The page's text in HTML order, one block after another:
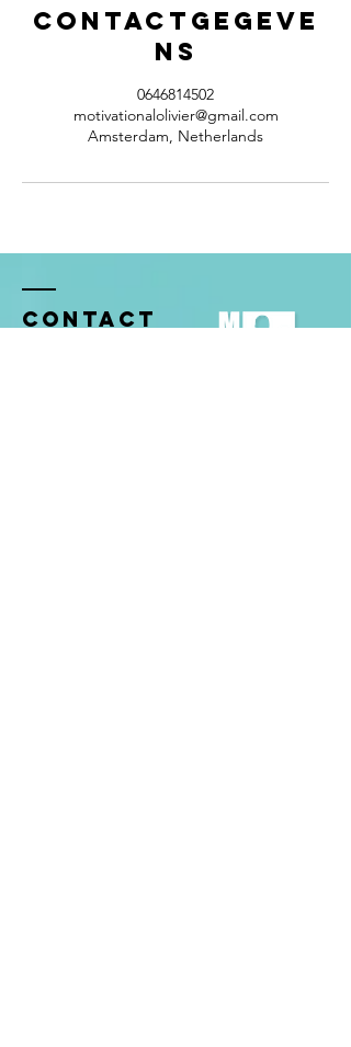
Contactgegeve
ns
0646814502
motivationalolivier@gmail.com
Amsterdam, Netherlands
Contact